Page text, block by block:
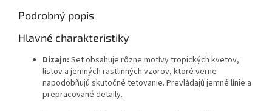
Podrobný popis
Hlavné charakteristiky
Dizajn: Set obsahuje rôzne motívy tropických kvetov,
listov a jemných rastlinných vzorov, ktoré verne
napodobňujú skutočné tetovanie. Prevládajú jemné línie a
prepracované detaily.